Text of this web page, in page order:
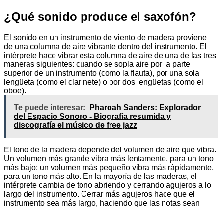
¿Qué sonido produce el saxofón?
El sonido en un instrumento de viento de madera proviene
de una columna de aire vibrante dentro del instrumento. El
intérprete hace vibrar esta columna de aire de una de las tres
maneras siguientes: cuando se sopla aire por la parte
superior de un instrumento (como la flauta), por una sola
lengüeta (como el clarinete) o por dos lengüetas (como el
oboe).
Te puede interesar:
Pharoah Sanders: Explorador
del Espacio Sonoro - Biografía resumida y
discografía el músico de free jazz
El tono de la madera depende del volumen de aire que vibra.
Un volumen más grande vibra más lentamente, para un tono
más bajo; un volumen más pequeño vibra más rápidamente,
para un tono más alto. En la mayoría de las maderas, el
intérprete cambia de tono abriendo y cerrando agujeros a lo
largo del instrumento. Cerrar más agujeros hace que el
instrumento sea más largo, haciendo que las notas sean